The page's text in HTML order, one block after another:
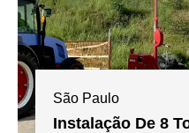
São Paulo
Instalação De 8